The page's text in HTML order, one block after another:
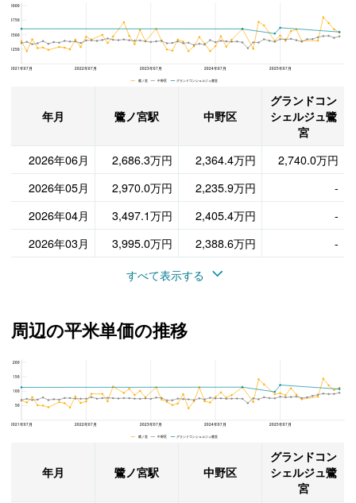
2021年07月 2022年07月 2023年07月 2024年07月 2025年07月
5000
3750
2500
1250
鷺ノ宮 中野区 グランドコンシェルジュ鷺宮
年月 鷺ノ宮駅 中野区
グランドコン
シェルジュ鷺
宮
2026年06月
2,686.3万円 2,364.4万円
2,740.0万円
2026年05月
2,970.0万円 2,235.9万円
-
2026年04月
3,497.1万円 2,405.4万円
-
2026年03月
3,995.0万円 2,388.6万円
-
すべて表示する
周辺の平米単価の推移
2021年07月 2022年07月 2023年07月 2024年07月 2025年07月
200
150
100
50
鷺ノ宮 中野区 グランドコンシェルジュ鷺宮
年月 鷺ノ宮駅 中野区
グランドコン
シェルジュ鷺
宮